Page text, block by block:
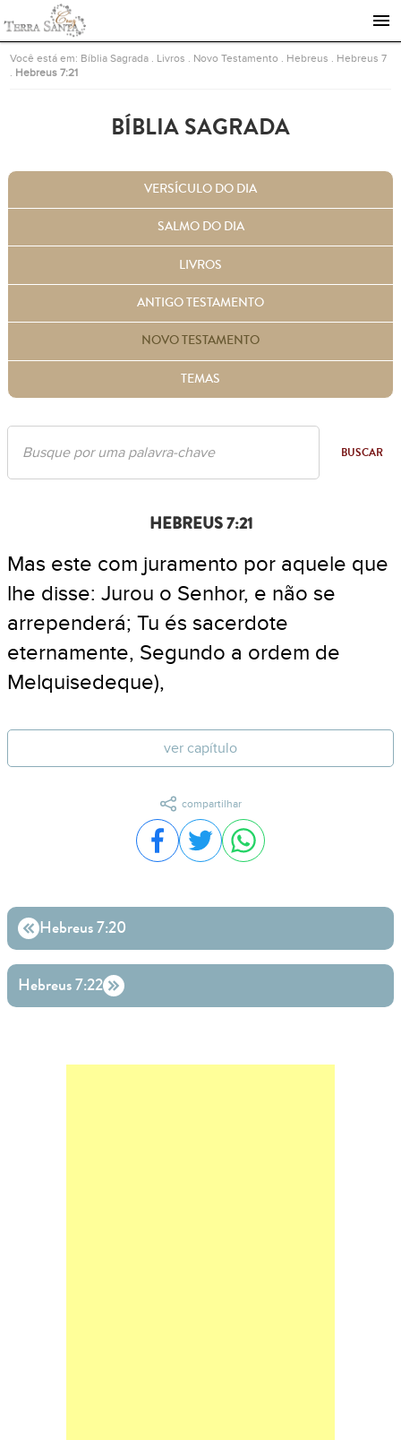
Ir para a página inicial
Você está em: Bíblia Sagrada Livros Novo Testamento Hebreus
Hebreus 7
Hebreus 7:21
BÍBLIA SAGRADA
VERSÍCULO DO DIA
SALMO DO DIA
LIVROS
ANTIGO TESTAMENTO
NOVO TESTAMENTO
TEMAS
BUSCAR
HEBREUS 7:21
Mas este com juramento por aquele que
lhe disse: Jurou o Senhor, e não se
arrependerá; Tu és sacerdote
eternamente, Segundo a ordem de
Melquisedeque),
ver capítulo
compartilhar
Compartilhar no Facebook
Compartilhar no Twitter
Compartilhar no
Hebreus 7:20
Hebreus 7:22